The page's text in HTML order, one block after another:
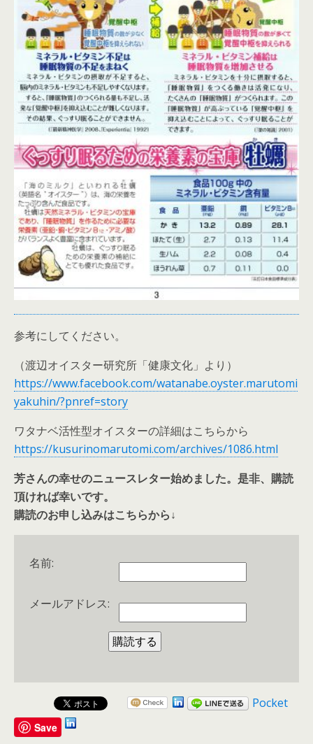
参考にしてください。
（渡辺オイスター研究所「健康文化」より）
https://www.facebook.com/watanabe.oyster.marutomi
yakuhin/?pnref=story
ワタナベ活性型オイスターの詳細はこちらから
https://kusurinomarutomi.com/archives/1086.html
芳さんの幸せのニュースレター始めました。是非、購読
頂ければ幸いです。
購読のお申し込みはこちらから↓
名前:
メールアドレス:
Pocket
Save